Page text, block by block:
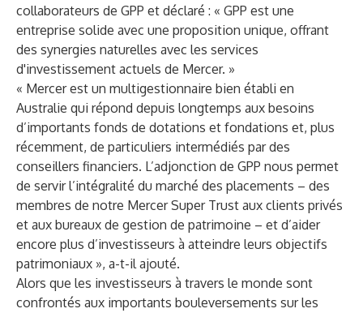
collaborateurs de GPP et déclaré : « GPP est une
entreprise solide avec une proposition unique, offrant
des synergies naturelles avec les services
d'investissement actuels de Mercer. »
« Mercer est un multigestionnaire bien établi en
Australie qui répond depuis longtemps aux besoins
d’importants fonds de dotations et fondations et, plus
récemment, de particuliers intermédiés par des
conseillers financiers. L’adjonction de GPP nous permet
de servir l’intégralité du marché des placements – des
membres de notre Mercer Super Trust aux clients privés
et aux bureaux de gestion de patrimoine – et d’aider
encore plus d’investisseurs à atteindre leurs objectifs
patrimoniaux », a-t-il ajouté.
Alors que les investisseurs à travers le monde sont
confrontés aux importants bouleversements sur les